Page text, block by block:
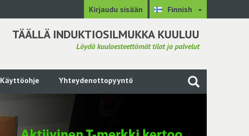
Kirjaudu sisään Finnish
TÄÄLLÄ INDUKTIOSILMUKKA KUULUU
Löydä kuuloesteettömät tilat ja palvelut
Käyttöohje Yhteydenottopyyntö